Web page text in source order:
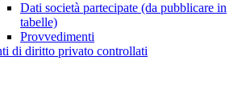
Dati società partecipate (da pubblicare in
tabelle)
Provvedimenti
di diritto privato controllati